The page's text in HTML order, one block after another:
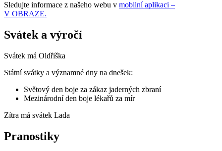
Sledujte informace z našeho webu v mobilní aplikaci –
V OBRAZE.
Svátek a výročí
Svátek má Oldřiška
Státní svátky a významné dny na dnešek:
Světový den boje za zákaz jaderných zbraní
Mezinárodní den boje lékařů za mír
Zítra má svátek Lada
Pranostiky